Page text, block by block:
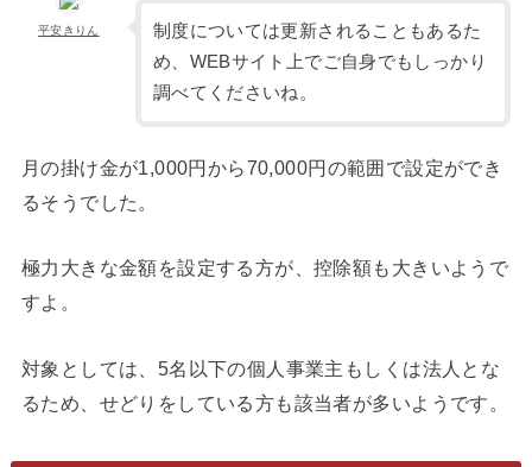
平安きりん
制度については更新されることもあるた
め、WEBサイト上でご自身でもしっかり
調べてくださいね。
月の掛け金が1,000円から70,000円の範囲で設定ができ
るそうでした。
極力大きな金額を設定する方が、控除額も大きいようで
すよ。
対象としては、5名以下の個人事業主もしくは法人とな
るため、せどりをしている方も該当者が多いようです。